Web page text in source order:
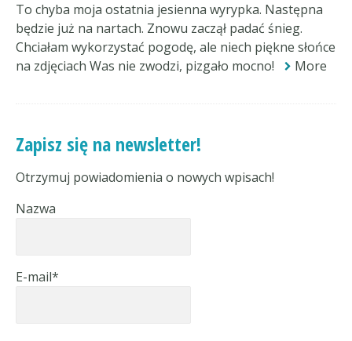
To chyba moja ostatnia jesienna wyrypka. Następna
będzie już na nartach. Znowu zaczął padać śnieg.
Chciałam wykorzystać pogodę, ale niech piękne słońce
na zdjęciach Was nie zwodzi, pizgało mocno!
More
Zapisz się na newsletter!
Otrzymuj powiadomienia o nowych wpisach!
Nazwa
E-mail*